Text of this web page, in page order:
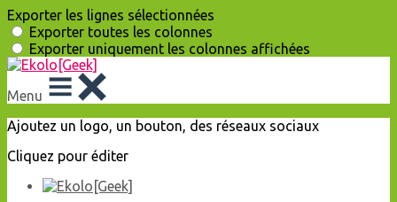
Exporter les lignes sélectionnées
Exporter toutes les colonnes
Exporter uniquement les colonnes affichées
Menu
Ajoutez un logo, un bouton, des réseaux sociaux
Cliquez pour éditer